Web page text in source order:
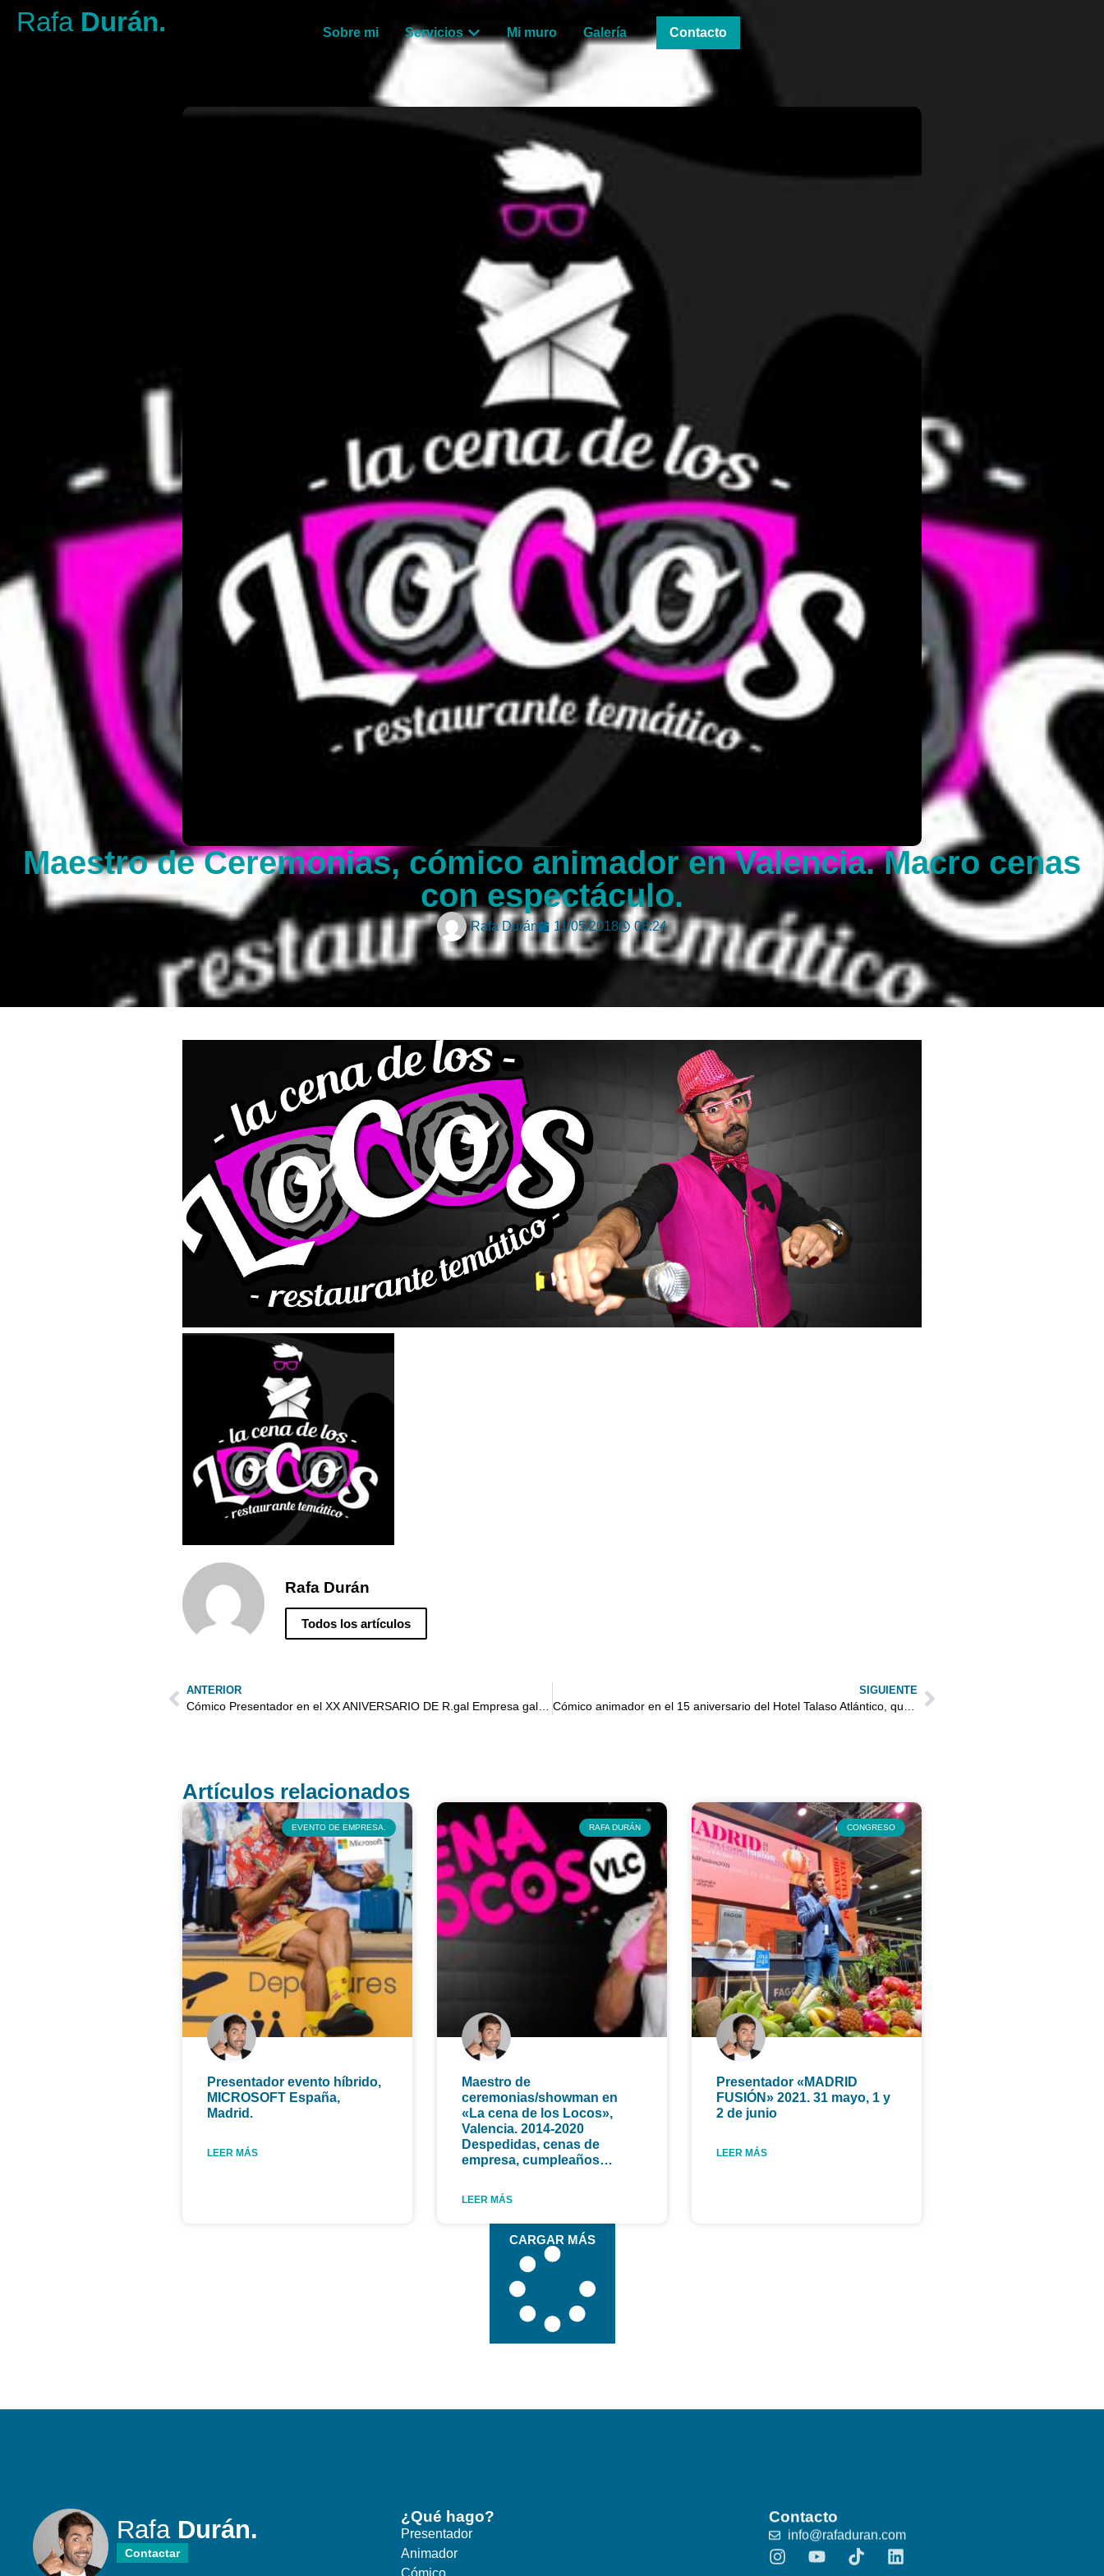
Rafa Durán. Sobre mi Servicios Mi muro Galería Contacto
Maestro de Ceremonias, cómico animador en Valencia. Macro cenas
con espectáculo.
Rafa Durán 11/05/2018 08:24
Rafa Durán
Todos los artículos
ANTERIOR SIGUIENTE
Artículos relacionados
EVENTO DE EMPRESA.
Presentador evento híbrido,
MICROSOFT España,
Madrid.
LEER MÁS
RAFA DURÁN
Maestro de
ceremonias/showman en
«La cena de los Locos»,
Valencia. 2014-2020
Despedidas, cenas de
empresa, cumpleaños…
LEER MÁS
CONGRESO
Presentador «MADRID
FUSIÓN» 2021. 31 mayo, 1 y
2 de junio
LEER MÁS
CARGAR MÁS
Rafa Durán.
Contactar
¿Qué hago?
Presentador
Animador
Cómico
Contacto
info@rafaduran.com